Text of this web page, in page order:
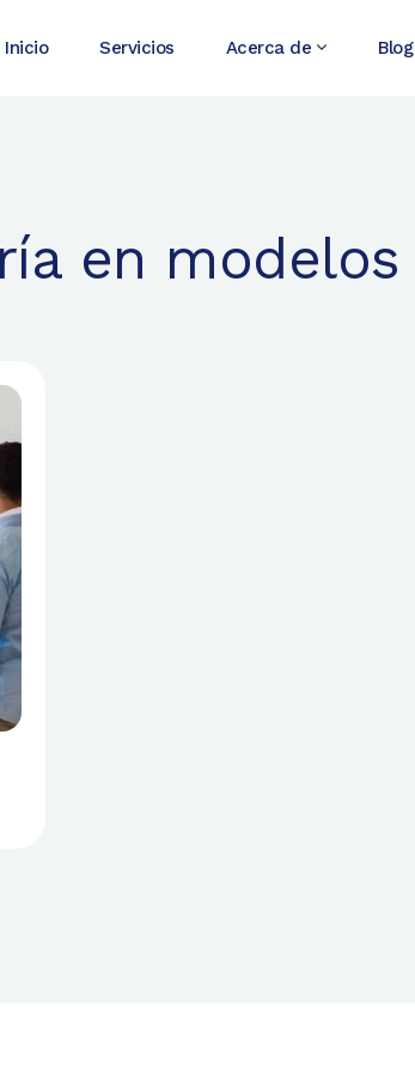
Inicio Servicios Acerca de Blog
en modelos